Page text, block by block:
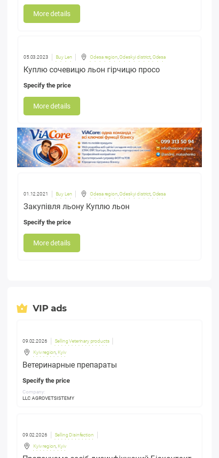
More details
05.03.2023 Buy Len Odesa region ,Odeskyi district, Odesa
Куплю сочевицю льон гірчицю просо
Specify the price
More details
01.12.2021 Buy Len Odesa region,Odeskyi district,Odesa
Закупівля льону Куплю льон
Specify the price
More details
VIP ads
09.02.2026 Selling Veterinary products
Kyiv region, Kyiv
Ветеринарные препараты
Specify the price
Company:
LLC AGROVETSISTEMY
09.02.2026 Selling Disinfection
Kyiv region, Kyiv